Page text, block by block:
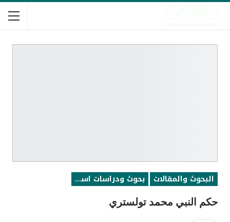
البحوث والمقالات بحوث ودراسات اسلامية
حكم النبي محمد تولستري